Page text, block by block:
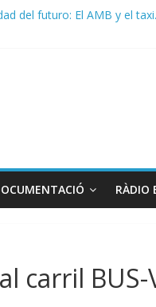
del futuro: El AMB y el taxi.
RÀDIO
carril BUS-